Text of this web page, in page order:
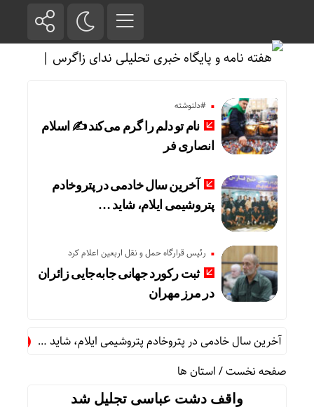
#دلنوشته
نام تو دلم را گرم می‌کند ✍️ اسلام
انصاری فر
آخرین سال خادمی در پتروخادم
پتروشیمی ایلام، شاید …
رئیس قرارگاه حمل و نقل اربعین اعلام کرد
ثبت رکورد جهانی جابه‌جایی زائران
در مرز مهران
آخرین سال خادمی در پتروخادم پتروشیمی ایلام، شاید …
صفحه نخست/استان ها
واقف دشت عباسی تجلیل شد